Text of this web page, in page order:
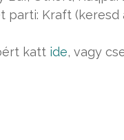
parti: Kraft (keresd
katt ide, vagy